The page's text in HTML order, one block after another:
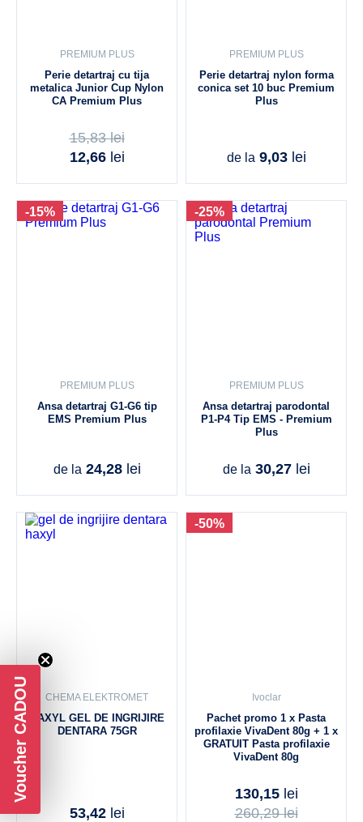
PREMIUM PLUS
Perie detartraj cu tija
metalica Junior Cup Nylon
CA Premium Plus
15,83lei
12,66 lei
PREMIUM PLUS
Perie detartraj nylon forma
conica set 10 buc Premium
Plus
de la 9,03 lei
-15%
PREMIUM PLUS
Ansa detartraj G1-G6 tip
EMS Premium Plus
de la 24,28 lei
-25%
PREMIUM PLUS
Ansa detartraj parodontal
P1-P4 Tip EMS - Premium
Plus
de la 30,27 lei
CHEMA ELEKTROMET
HAXYL GEL DE INGRIJIRE
DENTARA 75GR
53,42 lei
-50%
Ivoclar
Pachet promo 1 x Pasta
profilaxie VivaDent 80g + 1 x
GRATUIT Pasta profilaxie
VivaDent 80g
130,15 lei
260,29lei
Voucher CADOU